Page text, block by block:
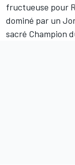
fructueuse pour
dominé par un
sacré Champion